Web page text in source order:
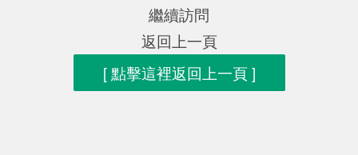
繼續訪問
返回上一頁
[ 點擊這裡返回上一頁 ]